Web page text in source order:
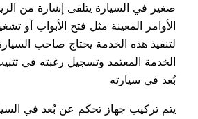
صغير في السيارة يتلقى إشارة من
الأوامر المعينة مثل فتح الأبواب أو
لتنفيذ هذه الخدمة يحتاج صاحب
الخدمة المعتمد وتسجيل رغبته في
بُعد في سيارته
يتم تركيب جهاز تحكم عن بُعد في